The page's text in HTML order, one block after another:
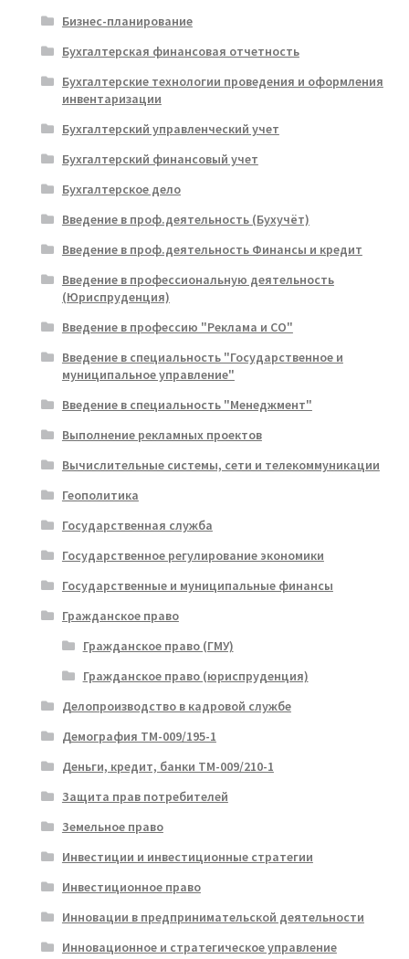
Бизнес-планирование
Бухгалтерская финансовая отчетность
Бухгалтерские технологии проведения и оформления
инвентаризации
Бухгалтерский управленческий учет
Бухгалтерский финансовый учет
Бухгалтерское дело
Введение в проф.деятельность (Бухучёт)
Введение в проф.деятельность Финансы и кредит
Введение в профессиональную деятельность
(Юриспруденция)
Введение в профессию "Реклама и СО"
Введение в специальность "Государственное и
муниципальное управление"
Введение в специальность "Менеджмент"
Выполнение рекламных проектов
Вычислительные системы, сети и телекоммуникации
Геополитика
Государственная служба
Государственное регулирование экономики
Государственные и муниципальные финансы
Гражданское право
Гражданское право (ГМУ)
Гражданское право (юриспруденция)
Делопроизводство в кадровой службе
Демография ТМ-009/195-1
Деньги, кредит, банки ТМ-009/210-1
Защита прав потребителей
Земельное право
Инвестиции и инвестиционные стратегии
Инвестиционное право
Инновации в предпринимательской деятельности
Инновационное и стратегическое управление